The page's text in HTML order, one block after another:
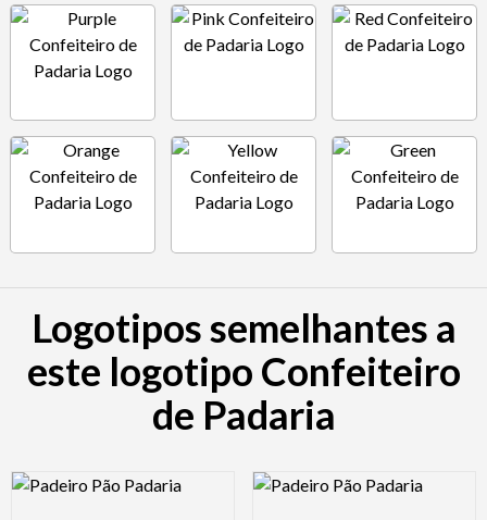
Logotipos semelhantes a
este logotipo Confeiteiro
de Padaria
Logo Preview Image Logo Preview Image